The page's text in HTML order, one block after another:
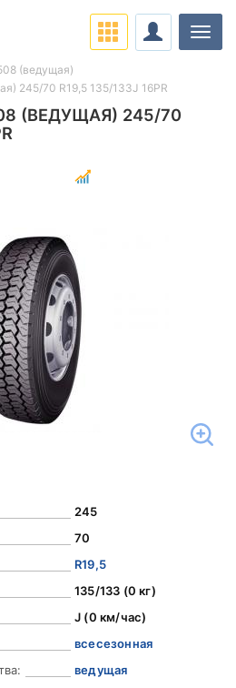
(ВЕДУЩАЯ) 245/70
245
70
R19,5
135/133 (0 кг)
J (0 км/час)
всесезонная
ведущая
(ведущая)
245/70 R19,5 135/133J 16PR